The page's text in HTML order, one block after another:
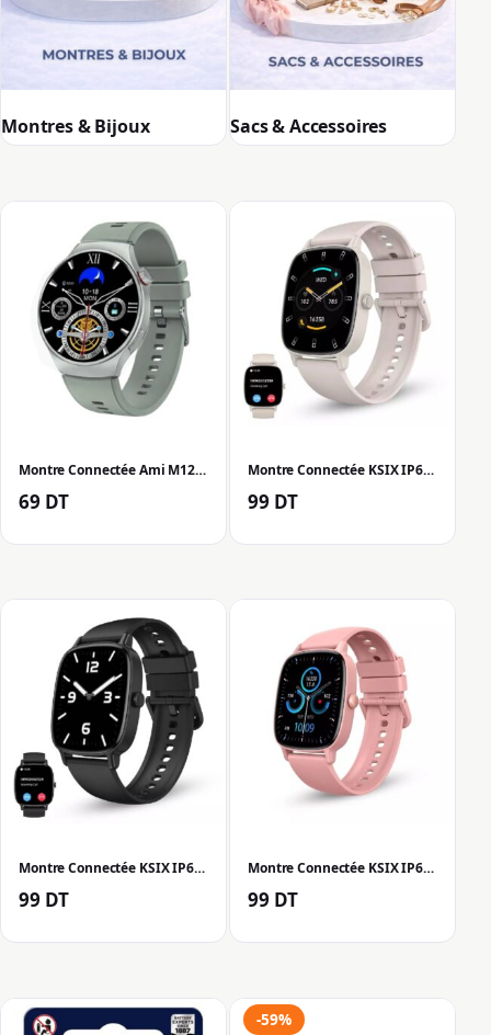
Montres & Bijoux Sacs & Accessoires
Montre Connectée Ami M12 Suivi de Performance Multi-Sport – Gris
69 DT
Montre Connectée KSIX IP68 avec Haut-parleurs Intégrés – Biege
99 DT
Montre Connectée KSIX IP68 avec Haut-parleurs Intégrés – Noir
99 DT
Montre Connectée KSIX IP68 avec Haut-parleurs Intégrés – Rose
99 DT
-59%